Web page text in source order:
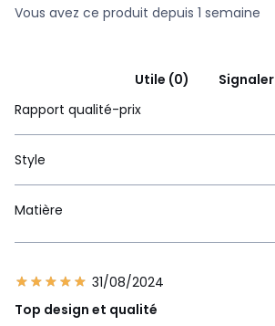
Vous avez ce produit depuis 1 semaine
Utile (0)
Signaler
Rapport qualité-prix
Style
Matière
31/08/2024
Top design et qualité